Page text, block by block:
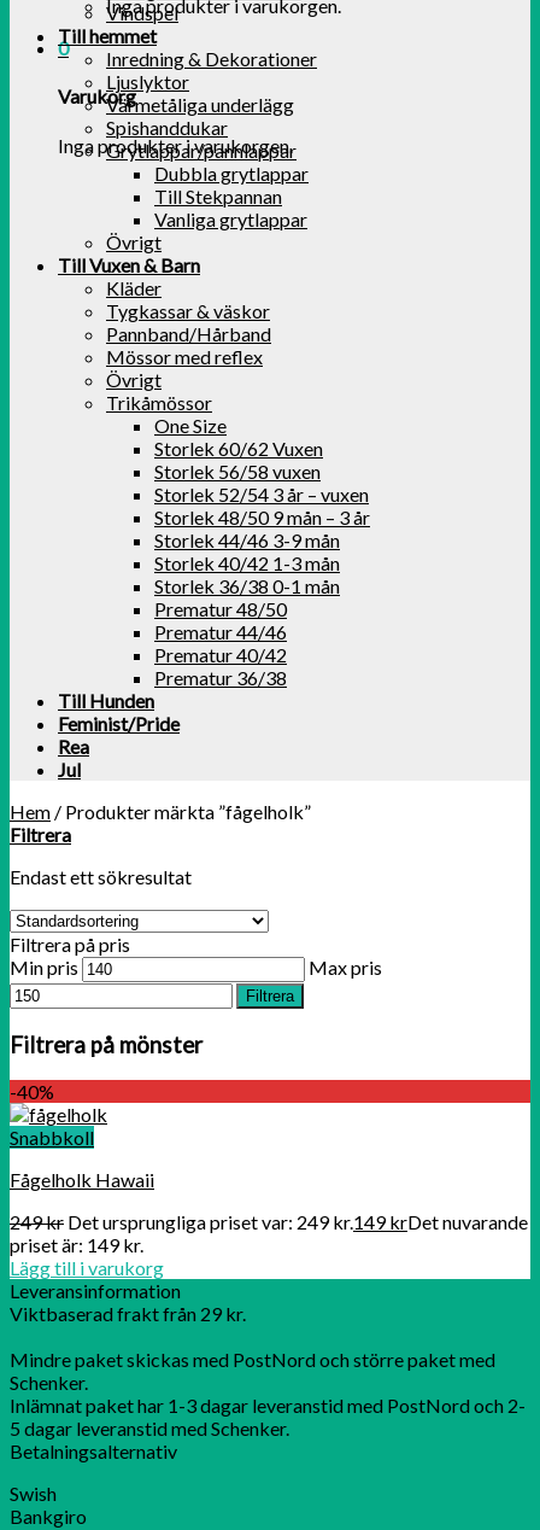
Inga produkter i varukorgen.
0
Varukorg
Inga produkter i varukorgen.
Vindspel
Till hemmet
Inredning & Dekorationer
Ljuslyktor
Värmetåliga underlägg
Spishanddukar
Grytlappar/pannlappar
Dubbla grytlappar
Till Stekpannan
Vanliga grytlappar
Övrigt
Till Vuxen & Barn
Kläder
Tygkassar & väskor
Pannband/Hårband
Mössor med reflex
Övrigt
Trikåmössor
One Size
Storlek 60/62 Vuxen
Storlek 56/58 vuxen
Storlek 52/54 3 år – vuxen
Storlek 48/50 9 mån – 3 år
Storlek 44/46 3-9 mån
Storlek 40/42 1-3 mån
Storlek 36/38 0-1 mån
Prematur 48/50
Prematur 44/46
Prematur 40/42
Prematur 36/38
Till Hunden
Feminist/Pride
Rea
Jul
Hem / Produkter märkta ”fågelholk”
Filtrera
Endast ett sökresultat
Filtrera på pris
Min pris
Max pris
Filtrera
Filtrera på mönster
-40%
Snabbkoll
Fågelholk Hawaii
249kr Det ursprungliga priset var: 249 kr.149krDet nuvarande
priset är: 149 kr.
Lägg till i varukorg
Leveransinformation
Viktbaserad frakt från 29 kr.
Mindre paket skickas med PostNord och större paket med
Schenker.
Inlämnat paket har 1-3 dagar leveranstid med PostNord och 2-
5 dagar leveranstid med Schenker.
Betalningsalternativ
Swish
Bankgiro